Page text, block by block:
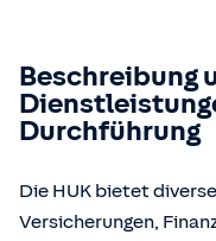
Beschreibung
Durchführung
Die HUK bietet
Versicherungen,